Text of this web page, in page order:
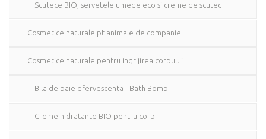
Scutece BIO, servetele umede eco si creme de scutec
Cosmetice naturale pt animale de companie
Cosmetice naturale pentru ingrijirea corpului
Bila de baie efervescenta - Bath Bomb
Creme hidratante BIO pentru corp